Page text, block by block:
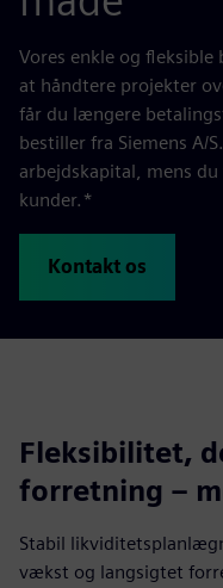
Vores enkle og
at håndtere projekter
får du længere
bestiller fra Siemens A/
arbejdskapital, mens
kunder.*
Kontakt os
Fleksibilitet,
forretning –
Stabil
vækst og langsigtet